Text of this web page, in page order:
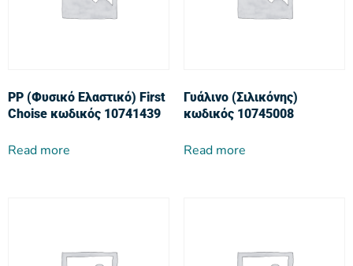
PP (Φυσικό Ελαστικό) First
Choise κωδικός 10741439
Read more
Γυάλινο (Σιλικόνης)
κωδικός 10745008
Read more